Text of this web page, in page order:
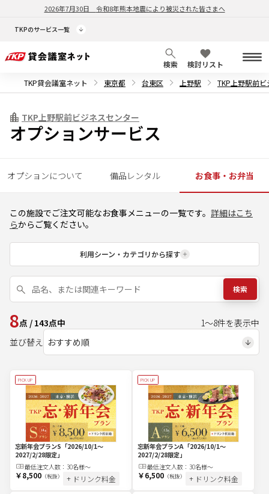
2026年7月30日 令和8年熊本地震により被災された皆さまへ
TKPのサービス一覧
検索
検討リスト
TKP貸会議室ネット
東京都 台東区 上野駅 TKP上野駅前
TKP上野駅前ビジネスセンター
オプションサービス
オプションについて 備品レンタル お食事・お弁当
この施設でご注文可能なお食事メニューの一覧です。 詳細はこち
らからご覧ください。
利用シーン・カテゴリから探す
検索
8点 / 143点中 1～8件を表示中
並び替え
PICK UP
忘新年会プランS 「2026/10/1～
2027/2/28限定」
最低注文人数： 30名様～
￥8,500（税抜） + ドリンク料金
PICK UP
忘新年会プランA「2026/10/1～
2027/2/28限定」
最低注文人数： 30名様～
￥6,500（税抜） + ドリンク料金